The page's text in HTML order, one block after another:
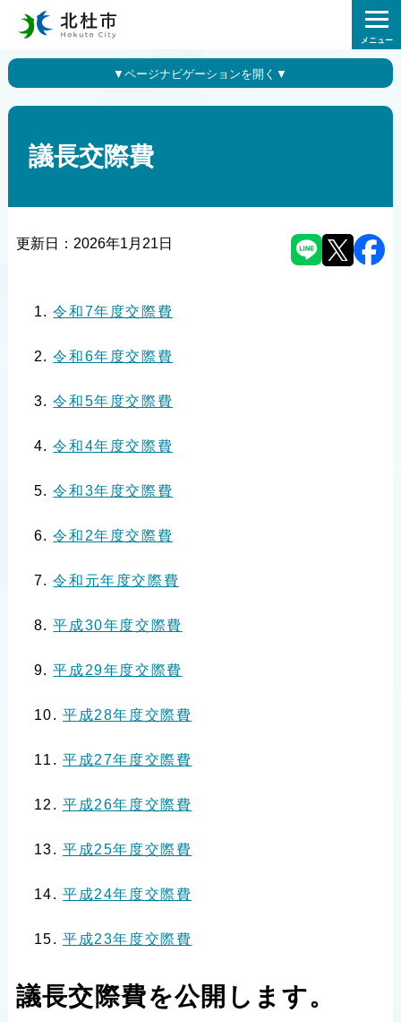
メニュー
議長交際費
更新日： 2026年1月21日
令和7年度交際費
令和6年度交際費
令和5年度交際費
令和4年度交際費
令和3年度交際費
令和2年度交際費
令和元年度交際費
平成30年度交際費
平成29年度交際費
平成28年度交際費
平成27年度交際費
平成26年度交際費
平成25年度交際費
平成24年度交際費
平成23年度交際費
議長交際費を公開します。